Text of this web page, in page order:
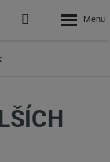
Přihlášení
do
menu